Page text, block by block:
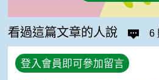
看過這篇文章的人說 6
登入會員即可參加留言